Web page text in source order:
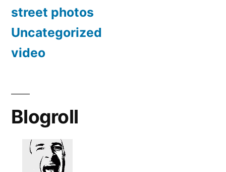
street photos
Uncategorized
video
Blogroll